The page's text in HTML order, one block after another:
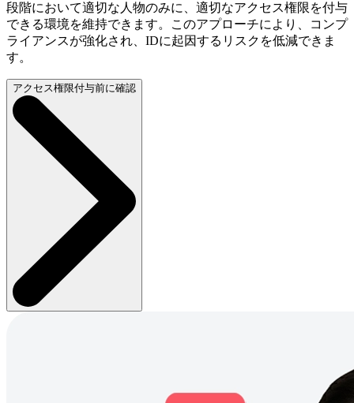
段階において適切な人物のみに、適切なアクセス権限を付与
できる環境を維持できます。このアプローチにより、コンプ
ライアンスが強化され、IDに起因するリスクを低減できま
す。
アクセス権限付与前に確認